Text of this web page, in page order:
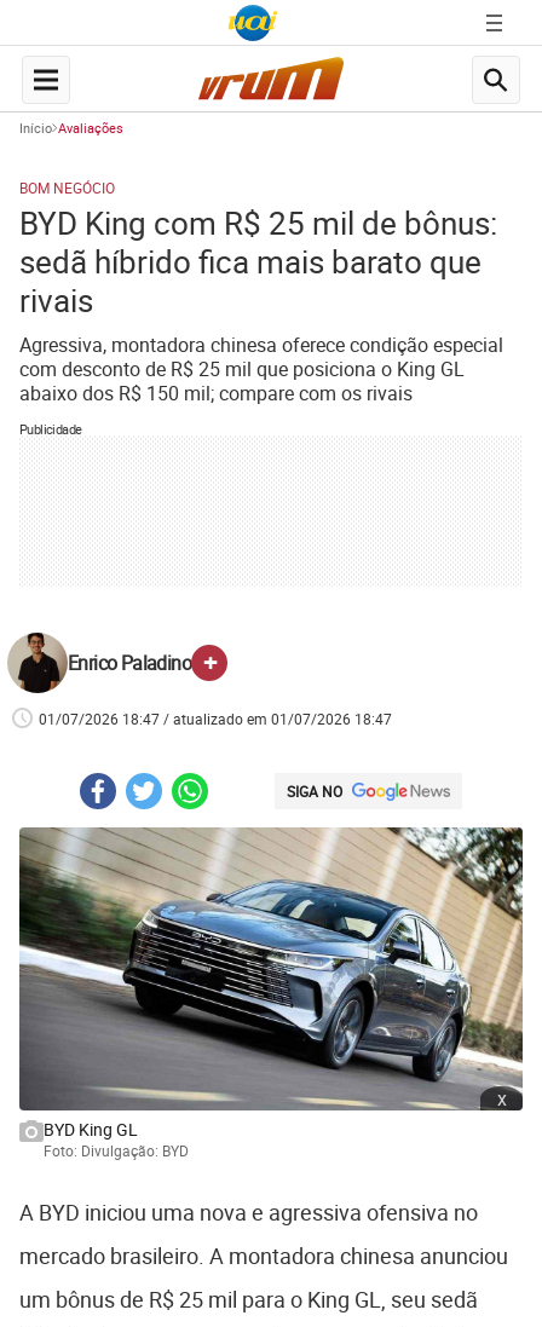
Início Avaliações
BOM NEGÓCIO
BYD King com R$ 25 mil de bônus:
sedã híbrido fica mais barato que
rivais
Agressiva, montadora chinesa oferece condição especial
com desconto de R$ 25 mil que posiciona o King GL
abaixo dos R$ 150 mil; compare com os rivais
Publicidade
Enrico Paladino +
01/07/2026 18:47 / atualizado em 01/07/2026 18:47
SIGA NO
x
BYD King GL
Foto: Divulgação: BYD
A BYD iniciou uma nova e agressiva ofensiva no
mercado brasileiro. A montadora chinesa anunciou
um bônus de R$ 25 mil para o King GL, seu sedã